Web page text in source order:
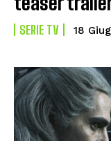
SERIE TV 18